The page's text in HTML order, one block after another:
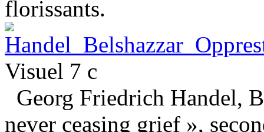
florissants.
Visuel 7 c
Georg Friedrich Handel,
never ceasing grief »,